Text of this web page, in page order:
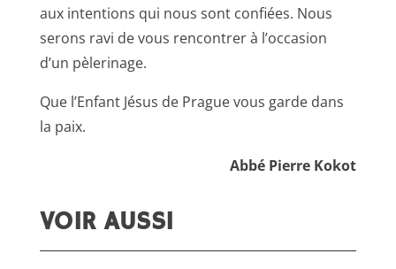
aux intentions qui nous sont confiées. Nous
serons ravi de vous rencontrer à l’occasion
d’un pèlerinage.
Que l’Enfant Jésus de Prague vous garde dans
la paix.
Abbé Pierre Kokot
VOIR AUSSI